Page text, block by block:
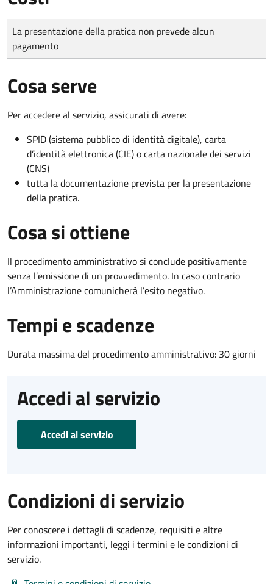
Tipo di pagamento
Importo
La presentazione della pratica non prevede alcun
pagamento
Cosa serve
Per accedere al servizio, assicurati di avere:
SPID (sistema pubblico di identità digitale), carta
d’identità elettronica (CIE) o carta nazionale dei servizi
(CNS)
tutta la documentazione prevista per la presentazione
della pratica.
Cosa si ottiene
Il procedimento amministrativo si conclude positivamente
senza l’emissione di un provvedimento. In caso contrario
l’Amministrazione comunicherà l’esito negativo.
Tempi e scadenze
Durata massima del procedimento amministrativo: 30 giorni
Accedi al servizio
Accedi al servizio
Condizioni di servizio
Per conoscere i dettagli di scadenze, requisiti e altre
informazioni importanti, leggi i termini e le condizioni di
servizio.